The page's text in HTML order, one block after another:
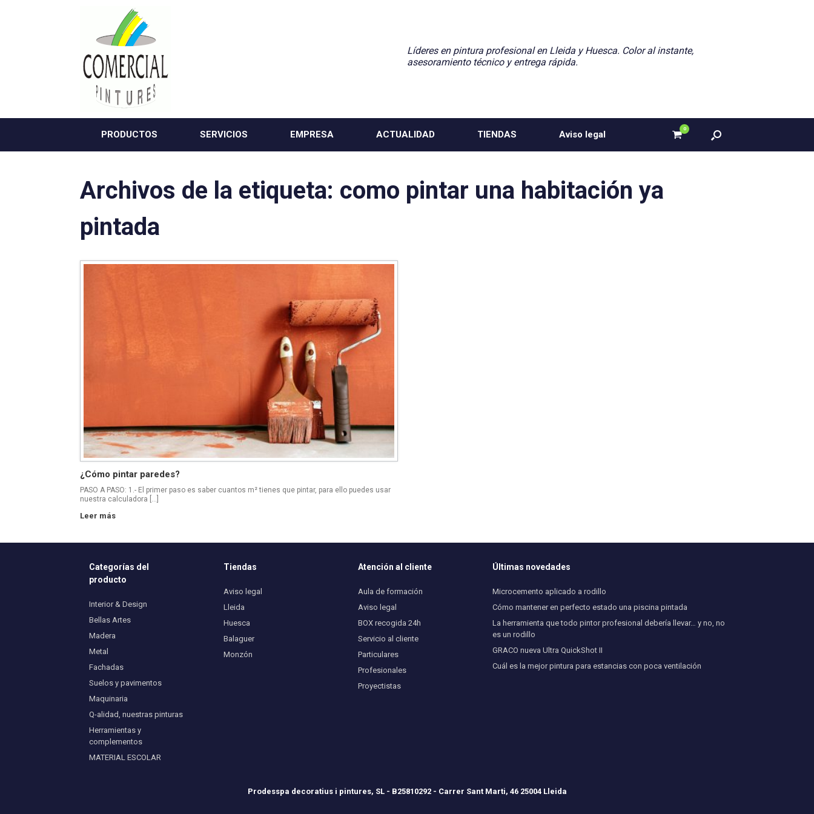
Líderes en pintura profesional en Lleida y Huesca. Color al instante,
asesoramiento técnico y entrega rápida.
PRODUCTOS SERVICIOS EMPRESA ACTUALIDAD TIENDAS Aviso legal
Ver
carrito
0
Archivos de la etiqueta: como pintar una habitación ya
pintada
¿Cómo pintar paredes?
PASO A PASO: 1.- El primer paso es saber cuantos m² tienes que pintar, para ello puedes usar
nuestra calculadora […]
Leer más
Categorías del
producto
Interior & Design
Bellas Artes
Madera
Metal
Fachadas
Suelos y pavimentos
Maquinaria
Q-alidad, nuestras pinturas
Herramientas y
complementos
MATERIAL ESCOLAR
Tiendas
Aviso legal
Lleida
Huesca
Balaguer
Monzón
Atención al cliente
Aula de formación
Aviso legal
BOX recogida 24h
Servicio al cliente
Particulares
Profesionales
Proyectistas
Últimas novedades
Microcemento aplicado a rodillo
Cómo mantener en perfecto estado una piscina pintada
La herramienta que todo pintor profesional debería llevar… y no, no
es un rodillo
GRACO nueva Ultra QuickShot II
Cuál es la mejor pintura para estancias con poca ventilación
Prodesspa decoratius i pintures, SL - B25810292 - Carrer Sant Marti, 46 25004 Lleida